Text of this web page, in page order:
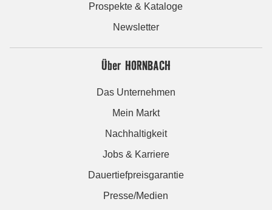
Prospekte & Kataloge
Newsletter
Über HORNBACH
Das Unternehmen
Mein Markt
Nachhaltigkeit
Jobs & Karriere
Dauertiefpreisgarantie
Presse/Medien